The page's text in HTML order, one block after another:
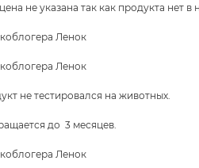
не указана так как продукта нет в
не тестировался на животных.
до 3 месяцев.